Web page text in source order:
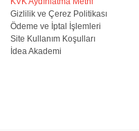
Gizlilik ve Çerez Politikası
Ödeme ve İptal İşlemleri
Site Kullanım Koşulları
İdea Akademi